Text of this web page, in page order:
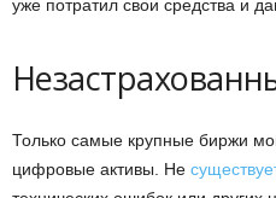
уже потратил свои средства и
Только самые крупные биржи
цифровые активы. Не